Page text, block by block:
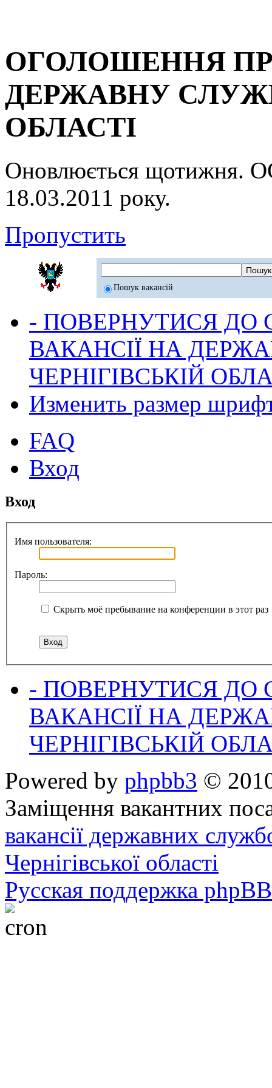
ОГОЛОШЕННЯ
ДЕРЖАВНУ
ОБЛАСТІ
Оновлюється
18.03.2011 року.
Пропустить
Пошук вакансій
- ПОВЕРНУТИСЯ ДО
ВАКАНСІЇ НА
ЧЕРНІГІВСЬКІЙ
Изменить размер
FAQ
Вход
Вход
Имя пользователя:
Пароль:
Скрыть моё пребывание на конференции в этот раз
- ПОВЕРНУТИСЯ ДО
ВАКАНСІЇ НА
ЧЕРНІГІВСЬКІЙ
Powered by phpbb3 ©
Заміщення вакантних
вакансії державних
Чернігівської області
Русская поддержка phpBB